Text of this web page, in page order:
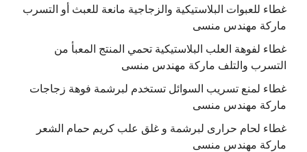
غطاء للعبوات البلاستيكية والزجاجية مانعة للعبث أو التسرب
ماركة مهندس منسى
غطاء لفوهة العلب البلاستيكية تحمي المنتج المعبأ من
التسرب والتلف ماركة مهندس منسى
غطاء لمنع تسريب السوائل تستخدم لبرشمة فوهة زجاجات
ماركة مهندس منسى
غطاء لحام حرارى لبرشمة و غلق علب كريم حمام الشعر
ماركة مهندس منسى